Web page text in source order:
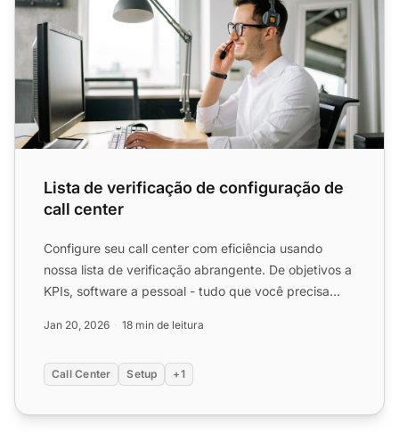
Lista de verificação de configuração de
call center
Configure seu call center com eficiência usando
nossa lista de verificação abrangente. De objetivos a
KPIs, software a pessoal - tudo que você precisa
Jan 20, 2026 18 min de leitura
Call Center Setup +1